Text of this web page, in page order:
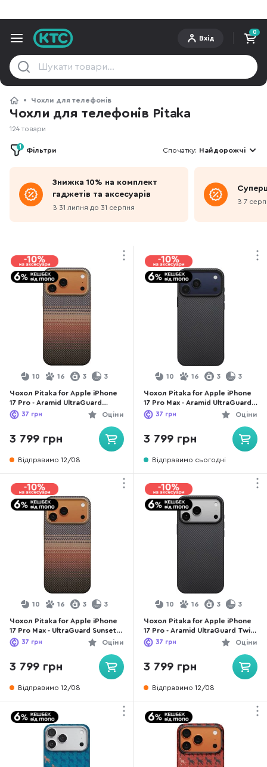
Вхід
0
Чохли для телефонів
Знижка 10% на комплект
гаджетів та аксесуарів
З 31 липня до 31 серпня
З 7
Чохли для телефонів Pitaka
124 товари
Фільтри
1 Спочатку: Найдорожчі
10 16 3 3
Чохол Pitaka for Apple iPhone
17 Pro - Aramid UltraGuard
Sunset (KI1702BP)
Оціни
37 грн
3 799 грн
Відправимо 12/08
10 16 3 3
Чохол Pitaka for Apple iPhone
17 Pro Max - Aramid UltraGuard
Twill Black/Grey (KI1701PBM)Оціни
37 грн
3 799 грн
Відправимо сьогодні
10 16 3 3
Чохол Pitaka for Apple iPhone
17 Pro Max - UltraGuard Sunset
(KI1702BPM)
Оціни
37 грн
3 799 грн
Відправимо 12/08
10 16 3 3
Чохол Pitaka for Apple iPhone
17 Pro - Aramid UltraGuard Twill
Black/Grey (KI1701PB)
Оціни
37 грн
3 799 грн
Відправимо 12/08